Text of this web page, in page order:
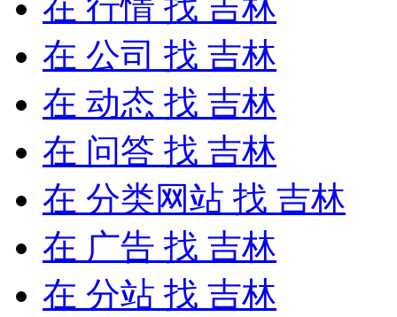
在 公司 找 吉林
在 动态 找 吉林
在 问答 找 吉林
在 分类网站 找 吉林
在 广告 找 吉林
在 分站 找 吉林